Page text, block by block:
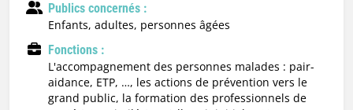
Publics concernés :
enfants, adultes, personnes âgées
Fonctions :
l'accompagnement des personnes malades : pair-
aidance, ETP, …, les actions de prévention vers le
grand public, la formation des professionnels de